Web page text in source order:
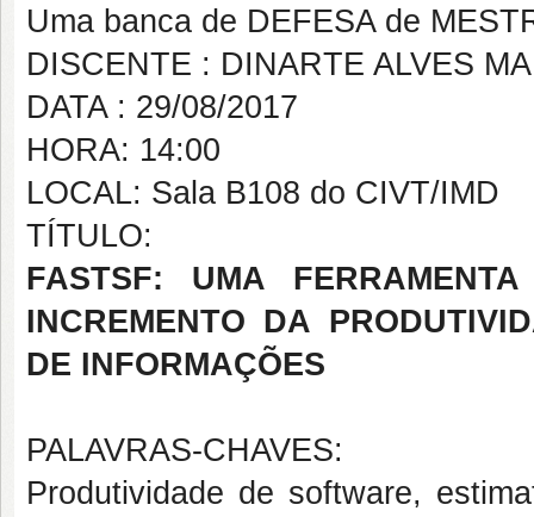
Uma banca de DEFESA de
DISCENTE : DINARTE ALVES
DATA : 29/08/2017
HORA: 14:00
LOCAL: Sala B108 do CIVT/IMD
TÍTULO:
FASTSF: UMA
INCREMENTO DA
DE INFORMAÇÕES
PALAVRAS-CHAVES:
Produtividade de software,